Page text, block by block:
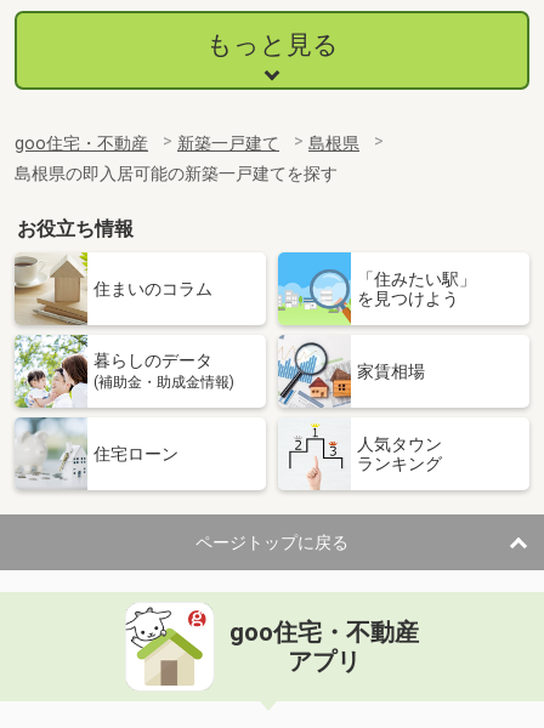
もっと見る
goo住宅・不動産 新築一戸建て
島根県
島根県の即入居可能の新築一戸建てを探す
お役立ち情報
住まいのコラム
「住みたい駅」
を見つけよう
暮らしのデータ
(補助金・助成金情報)
家賃相場
住宅ローン
人気タウン
ランキング
ページトップに戻る
goo住宅・不動産
アプリ